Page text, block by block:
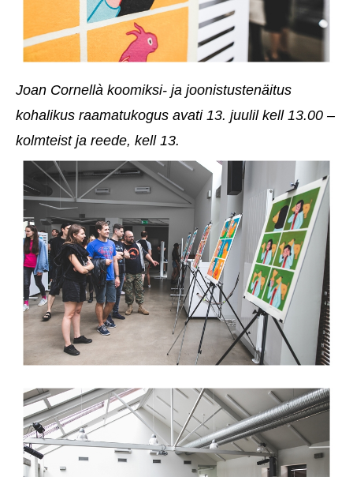
Joan Cornellà koomiksi- ja joonistustenäitus
kohalikus raamatukogus avati 13. juulil kell 13.00 –
kolmteist ja reede, kell 13.